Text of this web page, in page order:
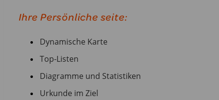
Ihre Persönliche seite:
Dynamische Karte
Top-Listen
Diagramme und Statistiken
Urkunde im Ziel